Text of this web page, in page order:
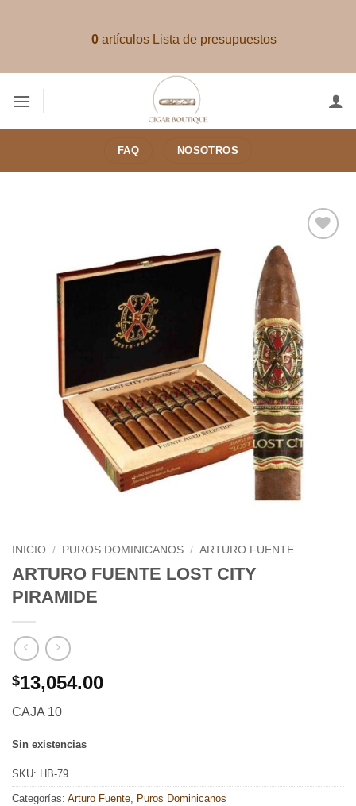
0artículos Lista de presupuestos
FAQ NOSOTROS
INICIO / PUROS DOMINICANOS / ARTURO FUENTE
ARTURO FUENTE LOST CITY
PIRAMIDE
$13,054.00
CAJA 10
Sin existencias
SKU: HB-79
Categorías: Arturo Fuente, Puros Dominicanos